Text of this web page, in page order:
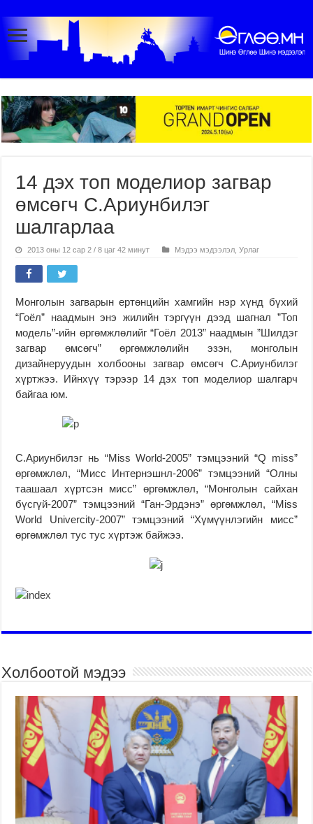
14 дэх топ моделиор загвар
өмсөгч С.Ариунбилэг
шалгарлаа
2013 оны 12 сар 2 / 8 цаг 42 минут Мэдээ мэдээлэл ,Урлаг
Монголын загварын ертөнцийн хамгийн нэр хүнд бүхий
“Гоёл” наадмын энэ жилийн тэргүүн дээд шагнал ”Топ
модель”-ийн өргөмжлөлийг “Гоёл 2013” наадмын ”Шилдэг
загвар өмсөгч” өргөмжлөлийн эзэн, монголын
дизайнеруудын холбооны загвар өмсөгч С.Ариунбилэг
хүртжээ. Ийнхүү тэрээр 14 дэх топ моделиор шалгарч
байгаа юм.
С.Ариунбилэг нь “Miss World-2005” тэмцээний “Q miss”
өргөмжлөл, “Мисс Интернэшнл-2006” тэмцээний “Олны
таашаал хүртсэн мисс” өргөмжлөл, “Монголын сайхан
бүсгүй-2007” тэмцээний “Ган-Эрдэнэ” өргөмжлөл, “Miss
World Univercity-2007” тэмцээний “Хүмүүнлэгийн мисс”
өргөмжлөл тус тус хүртэж байжээ.
Холбоотой мэдээ